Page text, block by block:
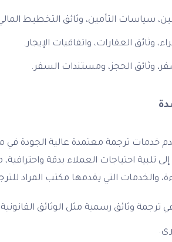
سياسات التأمين، وثائق التخطيط
وثائق العقارات، واتفاقيات الإيجار.
وثائق الحجز، ومستندات السفر.
خدمات ترجمة معتمدة عالية الجودة في
احتياجات العملاء بدقة
والخدمات التي يقدمها مكتب المراد
وثائق رسمية مثل الوثائق القانونية،